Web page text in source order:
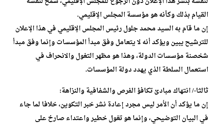
القيام بذلك وكأنه هو مؤسسة المجلس الإقليمي.
إن ما قام به السيد محمد جلول رئيس المجلس الإقليمي في هذا الإعلان
للترشيح يبين ويؤكد أنه لا يتعامل وفق مبدأ المؤسسات وإنما وفق مبدأ
شخصنة مؤسسات الدولة، وهذا هو مظهر التغول والانحراف في
استعمال السلطة الذي يهدد دولة المؤسسات.
ثالثا-/ انتهاك مبادئ تكافؤ الفرص والشفافية والنزاهة:
إن ما يؤكد أن الأمر ليس مجرد إعادة نشر خبر التكوين، خلافا لما جاء
في البيان التوضيحي، وإنما هو تغول خطير واعتداء صارخ على